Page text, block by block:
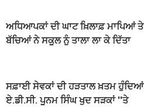
ਅਧਿਆਪਕਾਂ ਦੀ ਘਾਟ ਖ਼ਿਲਾਫ਼ ਮਾਪਿਆਂ ਤੇ
ਬੱਚਿਆਂ ਨੇ ਸਕੂਲ ਨੂੰ ਤਾਲਾ ਲਾ ਕੇ ਦਿੱਤਾ
ਸਫ਼ਾਈ ਸੇਵਕਾਂ ਦੀ ਹੜਤਾਲ ਖ਼ਤਮ ਹੁੰਦਿਆਂ
ਏ.ਡੀ.ਸੀ. ਪੂਨਮ ਸਿੰਘ ਖੁਦ ਸੜਕਾਂ ''ਤੇ